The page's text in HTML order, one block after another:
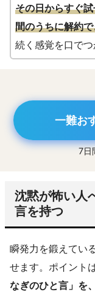
その日からすぐ
間のうちに解約
続く感覚を口でつ
一難お
7日
沈黙が怖い人
言を持つ
瞬発力を鍛えてい
せます。ポイントは
なぎのひと言」を